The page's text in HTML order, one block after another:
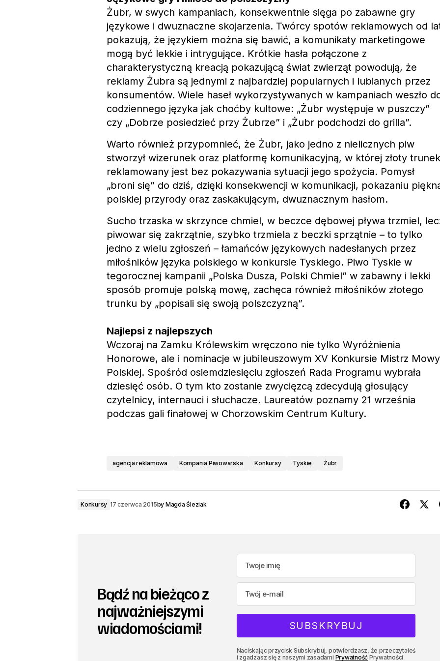
Żubr, w swych kampaniach, konsekwentnie sięga po zabawne gry
językowe i dwuznaczne skojarzenia. Twórcy spotów reklamowych od
pokazują, że językiem można się bawić, a komunikaty marketingowe
mogą być lekkie i intrygujące. Krótkie hasła połączone z
charakterystyczną kreacją pokazującą świat zwierząt powodują, że
reklamy Żubra są jednymi z najbardziej popularnych i lubianych przez
konsumentów. Wiele haseł wykorzystywanych w kampaniach weszło
codziennego języka jak choćby kultowe: „Żubr występuje w puszczy”
czy „Dobrze posiedzieć przy Żubrze” i „Żubr podchodzi do grilla”.
Warto również przypomnieć, że Żubr, jako jedno z nielicznych piw
stworzył wizerunek oraz platformę komunikacyjną, w której złoty trunek
reklamowany jest bez pokazywania sytuacji jego spożycia. Pomysł
„broni się” do dziś, dzięki konsekwencji w komunikacji, pokazaniu
polskiej przyrody oraz zaskakującym, dwuznacznym hasłom.
Sucho trzaska w skrzynce chmiel, w beczce dębowej pływa trzmiel,
piwowar się zakrzątnie, szybko trzmiela z beczki sprzątnie – to tylko
jedno z wielu zgłoszeń – łamańców językowych nadesłanych przez
miłośników języka polskiego w konkursie Tyskiego. Piwo Tyskie w
tegorocznej kampanii „Polska Dusza, Polski Chmiel” w zabawny i lekki
sposób promuje polską mowę, zachęca również miłośników złotego
trunku by „popisali się swoją polszczyzną”.
Najlepsi z najlepszych
Wczoraj na Zamku Królewskim wręczono nie tylko Wyróżnienia
Honorowe, ale i nominacje w jubileuszowym XV Konkursie Mistrz Mowy
Polskiej. Spośród osiemdziesięciu zgłoszeń Rada Programu wybrała
dziesięć osób. O tym kto zostanie zwycięzcą zdecydują głosujący
czytelnicy, internauci i słuchacze. Laureatów poznamy 21 września
podczas gali finałowej w Chorzowskim Centrum Kultury.
agencja reklamowa Kompania Piwowarska Konkursy Tyskie Żubr
Konkursy 17 czerwca 2015by Magda Śleziak
Bądź na bieżąco z
najważniejszymi
wiadomościami!
Naciskając przycisk Subskrybuj, potwierdzasz, że przeczytałeś
i zgadzasz się z naszymi zasadami Prywatność Prywatności